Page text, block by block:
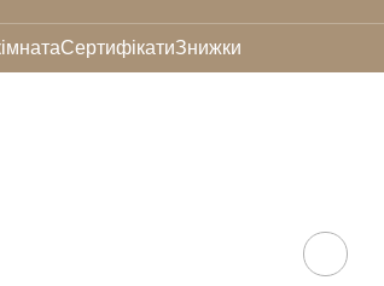
СертифікатиЗнижки